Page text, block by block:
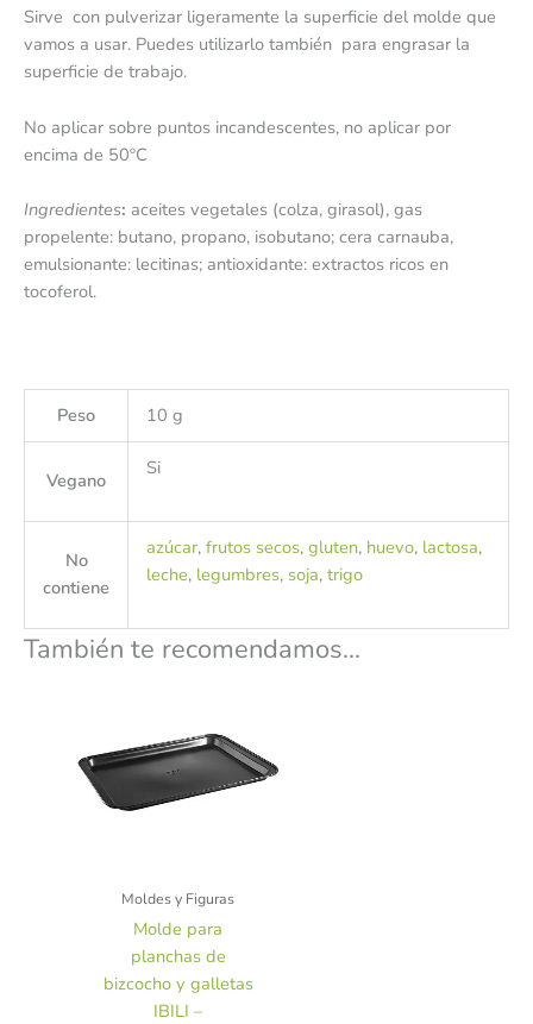
Sirve con pulverizar ligeramente la superficie del molde que
vamos a usar. Puedes utilizarlo también para engrasar la
superficie de trabajo.
No aplicar sobre puntos incandescentes, no aplicar por
encima de 50ºC
Ingredientes: aceites vegetales (colza, girasol), gas
propelente: butano, propano, isobutano; cera carnauba,
emulsionante: lecitinas; antioxidante: extractos ricos en
tocoferol.
Peso 10 g
Vegano
Si
No
contiene
azúcar, frutos secos, gluten, huevo, lactosa,
leche, legumbres, soja, trigo
También te recomendamos…
Moldes y Figuras
Molde para
planchas de
bizcocho y galletas
IBILI –